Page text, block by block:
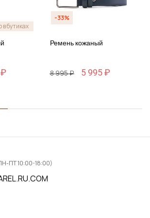
бутиках
-33%
Ремень кожаный
8 995 ₽ 5 995 ₽
ПТ 10:00-18:00)